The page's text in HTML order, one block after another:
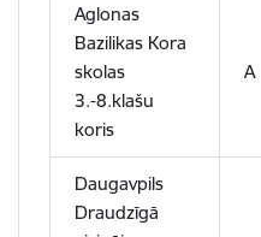
Aglonas
Bazilikas Kora
skolas
3.-8.klašu
koris
A
Daugavpils
Draudzīgā